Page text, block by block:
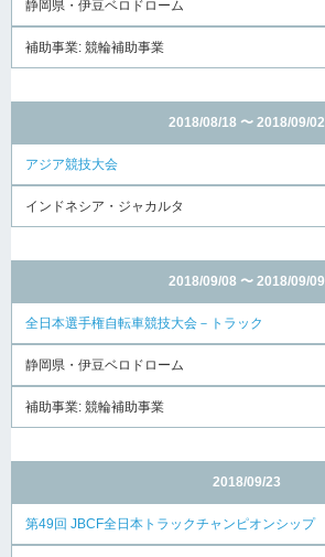
静岡県・伊豆ベロドローム
補助事業: 競輪補助事業
2018/08/18 〜 2018/09/02
アジア競技大会
インドネシア・ジャカルタ
2018/09/08 〜 2018/09/09
全日本選手権自転車競技大会－トラック
静岡県・伊豆ベロドローム
補助事業: 競輪補助事業
2018/09/23
第49回 JBCF全日本トラックチャンピオンシップ